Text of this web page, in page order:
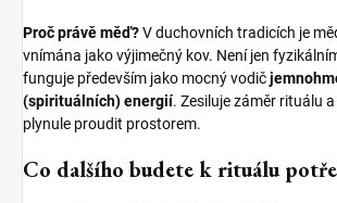
Proč právě měď?V duchovních tradicích je
vnímána jako výjimečný kov. Není jen
funguje především jako mocný vodič
(spirituálních) energií. Zesiluje záměr rituálu
plynule proudit prostorem.
Co dalšího budete k rituálu